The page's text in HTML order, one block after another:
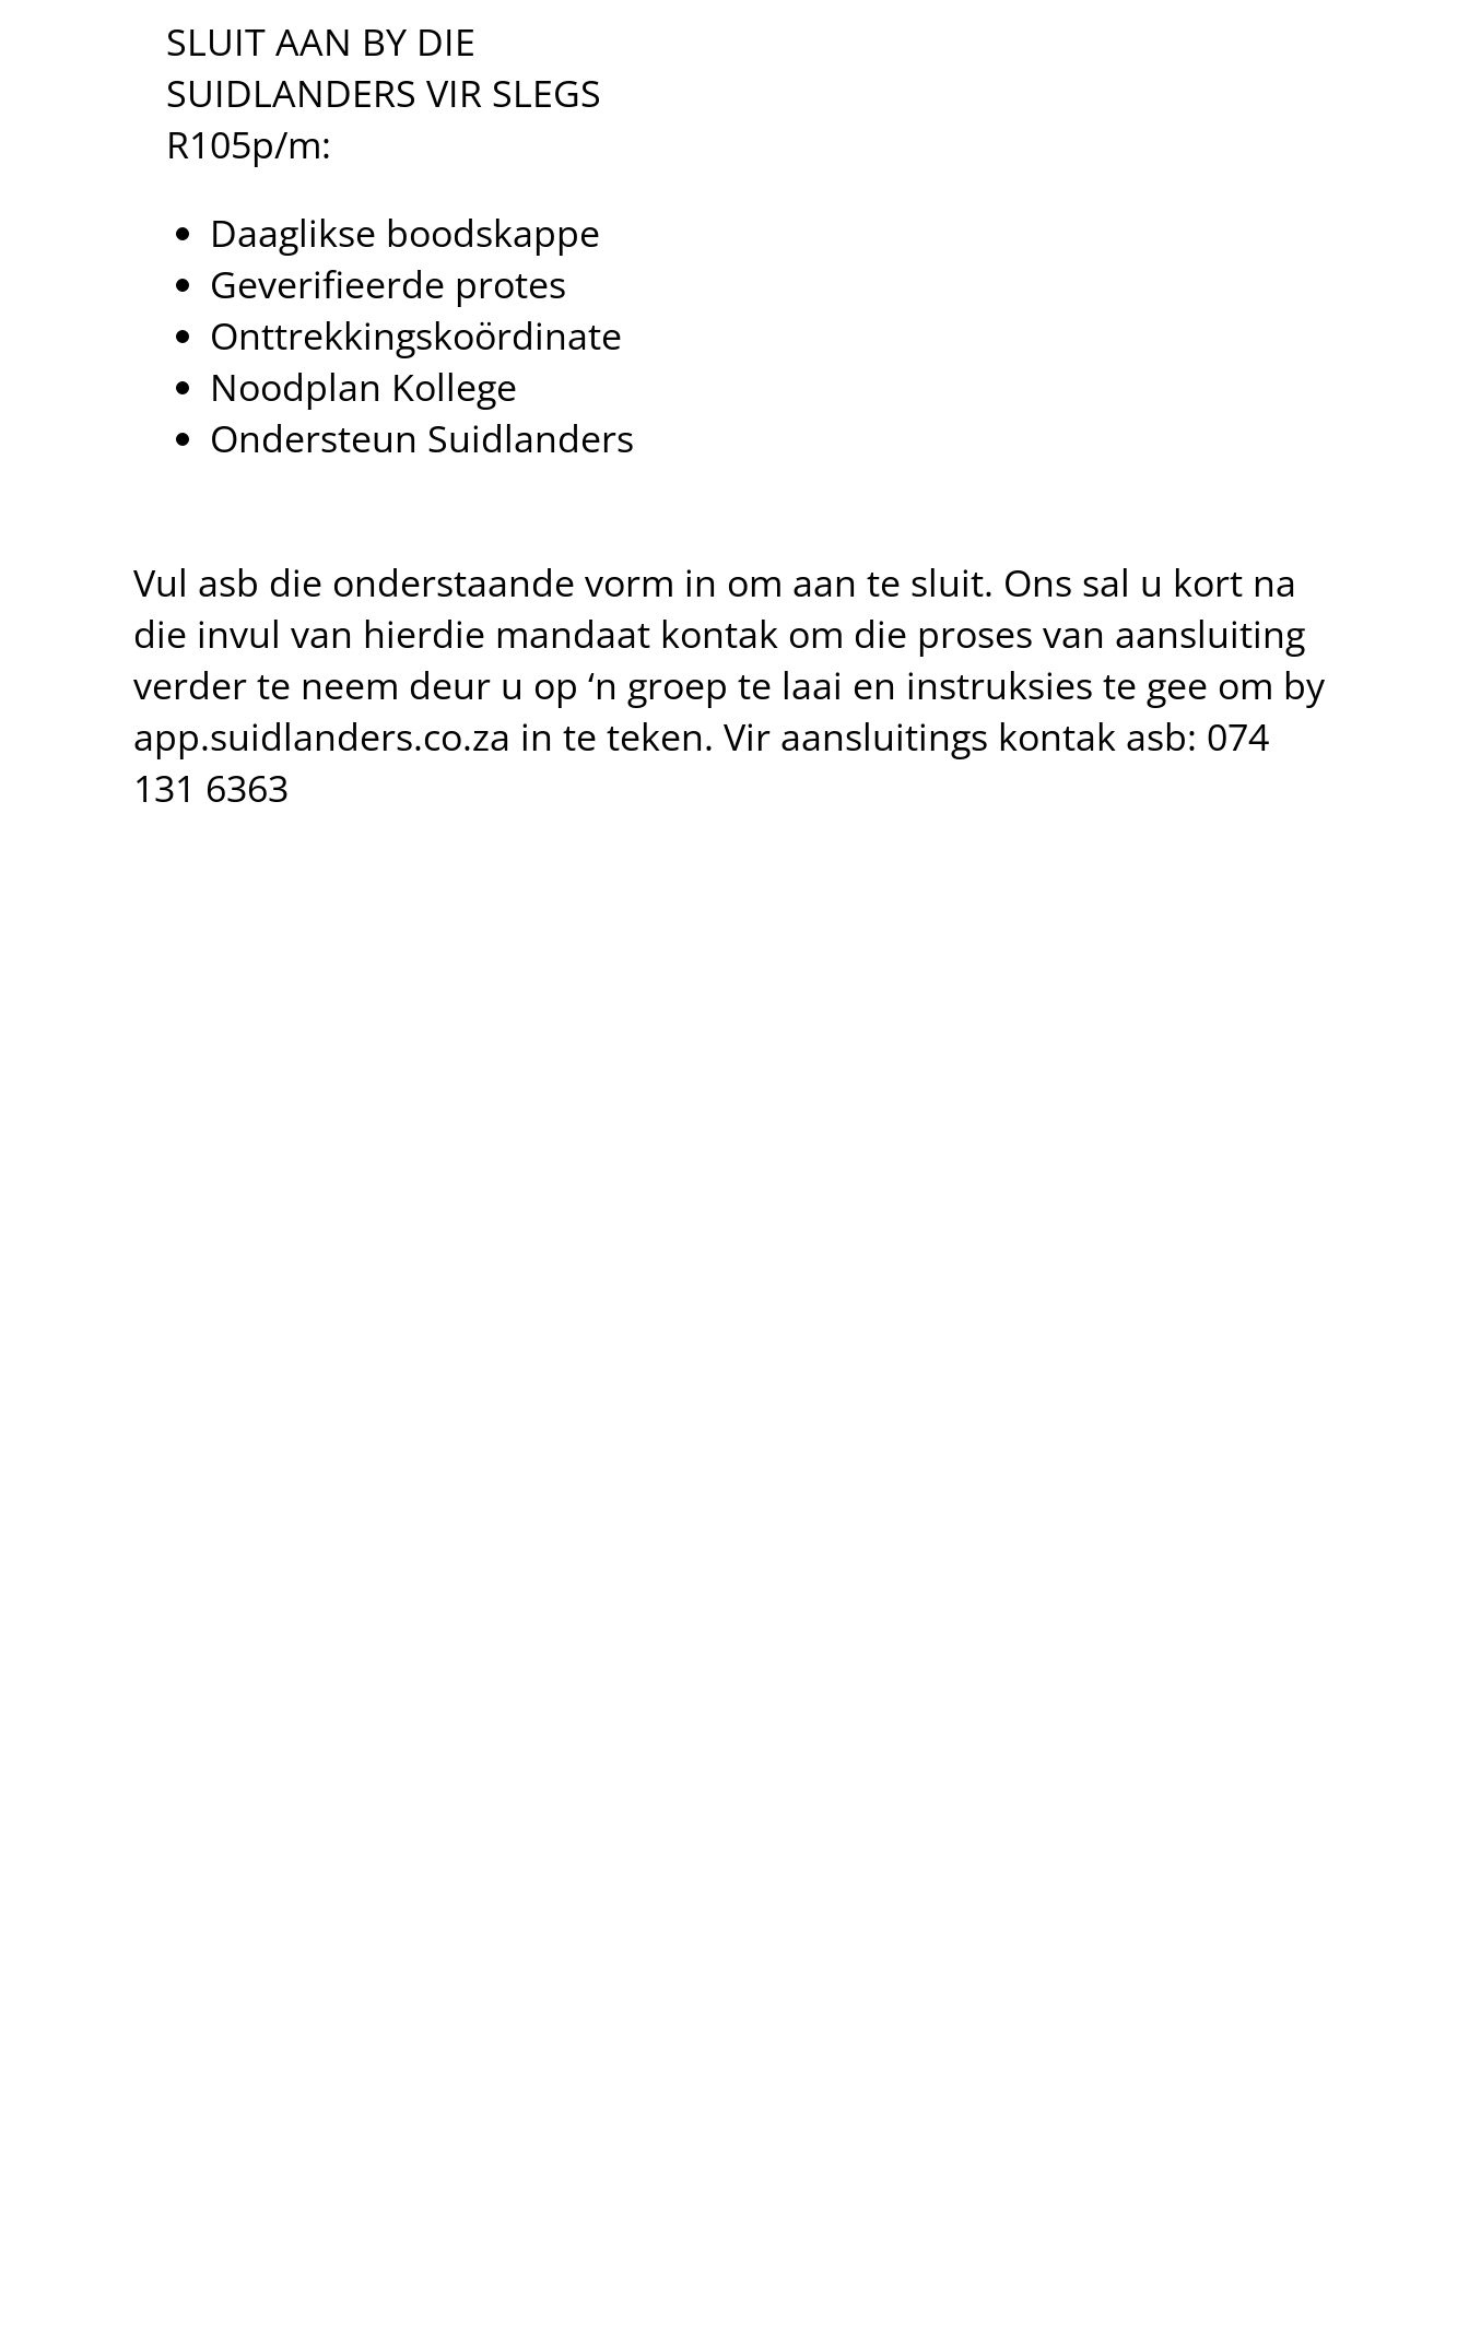
SLUIT AAN BY DIE
SUIDLANDERS VIR SLEGS
R105p/m:
Daaglikse boodskappe
Geverifieerde protes
Onttrekkingskoördinate
Noodplan Kollege
Ondersteun Suidlanders
Vul asb die onderstaande vorm in om aan te sluit. Ons sal u kort na
die invul van hierdie mandaat kontak om die proses van aansluiting
verder te neem deur u op ‘n groep te laai en instruksies te gee om by
app.suidlanders.co.za in te teken. Vir aansluitings kontak asb: 074
131 6363